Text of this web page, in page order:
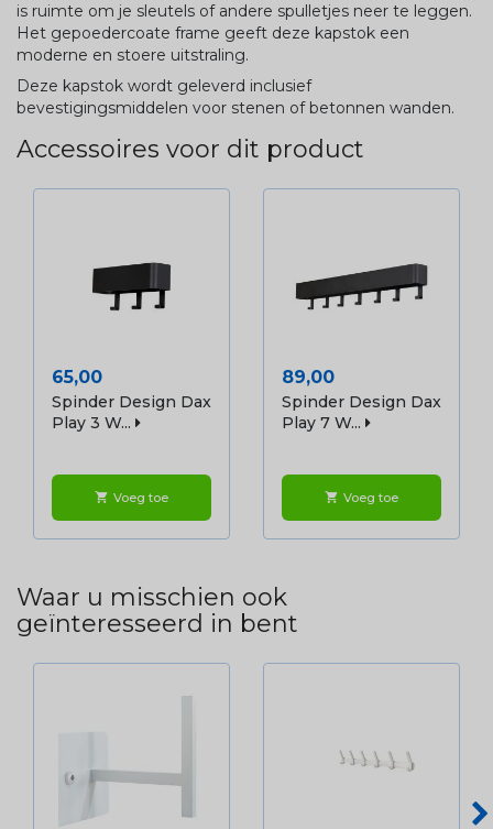
is ruimte om je sleutels of andere spulletjes neer te leggen.
Het gepoedercoate frame geeft deze kapstok een
moderne en stoere uitstraling.
Deze kapstok wordt geleverd inclusief
bevestigingsmiddelen voor stenen of betonnen wanden.
Accessoires voor dit product
Prijs
65,00
Spinder Design Dax
Play 3 W...
shopping_cart Voeg toe
Prijs
89,00
Spinder Design Dax
Play 7 W...
shopping_cart Voeg toe
Waar u misschien ook
geïnteresseerd in bent